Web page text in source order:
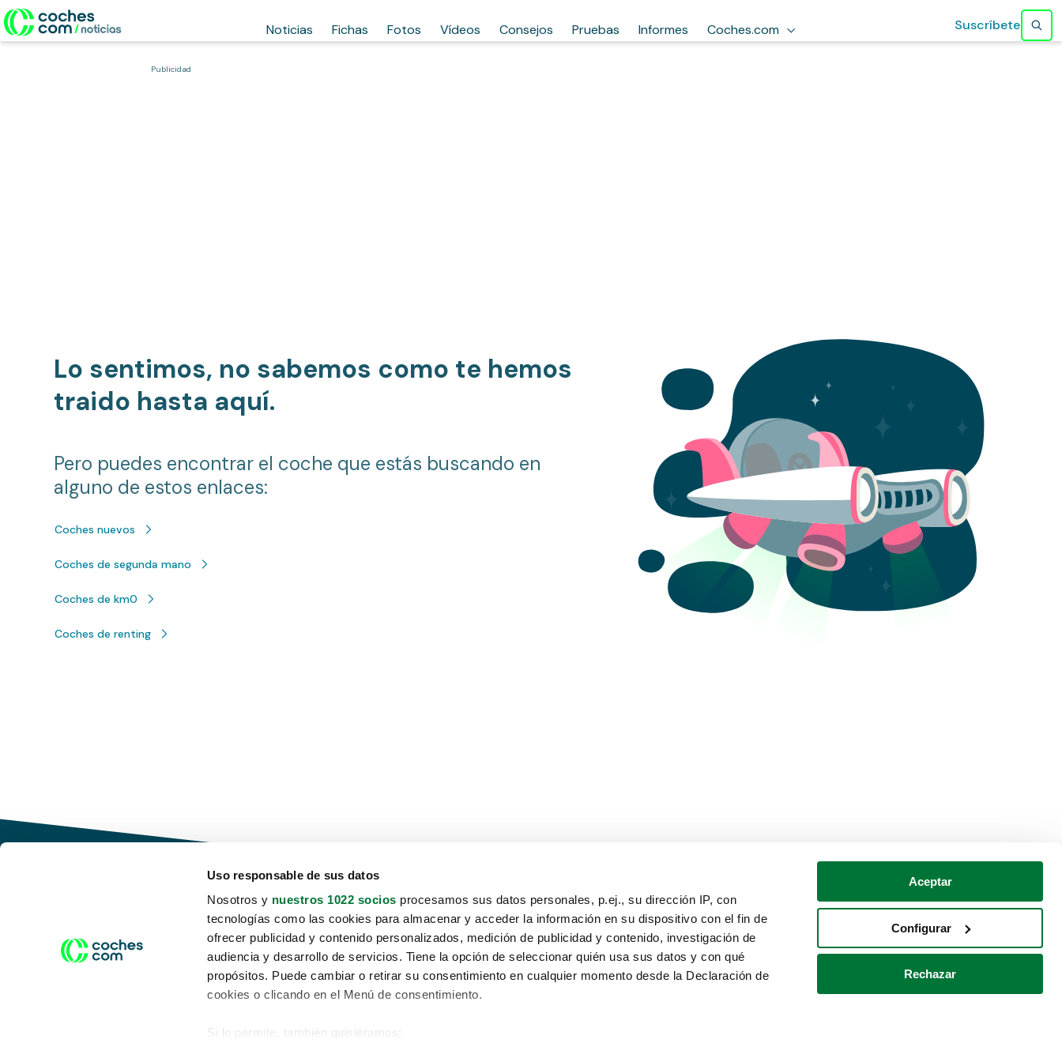
Uso responsable de sus datos
Nosotros y nuestros 1022 socios procesamos sus datos personales, p.ej., su dirección IP, con
tecnologías como las cookies para almacenar y acceder la información en su dispositivo con el fin de
ofrecer publicidad y contenido personalizados, medición de publicidad y contenido, investigación de
audiencia y desarrollo de servicios. Tiene la opción de seleccionar quién usa sus datos y con qué
propósitos. Puede cambiar o retirar su consentimiento en cualquier momento desde la Declaración de
cookies o clicando en el Menú de consentimiento.
Si lo permite, también quisiéramos:
Aceptar
Configurar
Rechazar
Noticias Fichas Fotos Vídeos Consejos Pruebas Informes Coches.com Suscríbete
Publicidad
Lo sentimos, no sabemos como te hemos
traido hasta aquí.
Pero puedes encontrar el coche que estás buscando en
alguno de estos enlaces:
Coches nuevos
Coches de segunda mano
Coches de km0
Coches de renting
Conduce tu futuro,
desata tu movilidad